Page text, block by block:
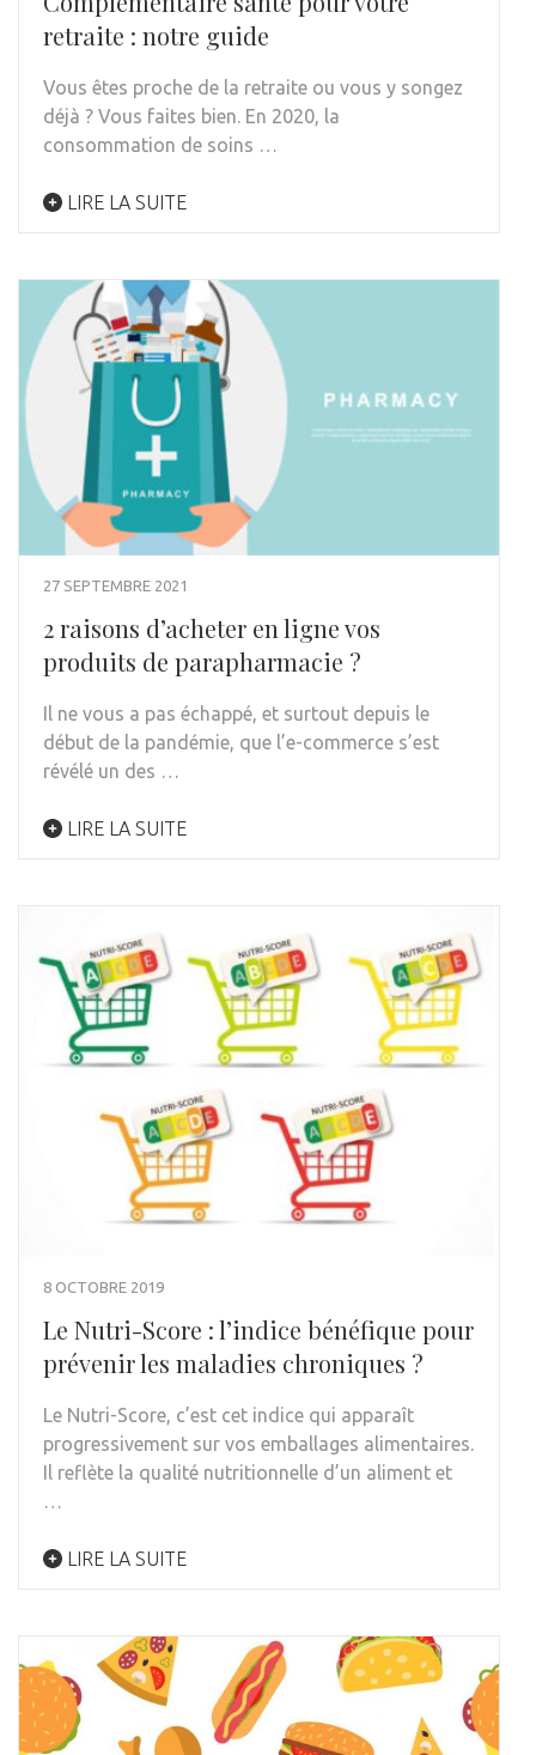
retraite : notre guide
Vous êtes proche de la retraite ou vous y songez
déjà ? Vous faites bien. En 2020, la
consommation de soins …
LIRE LA SUITE
27 SEPTEMBRE 2021
2 raisons d’acheter en ligne vos
produits de parapharmacie ?
Il ne vous a pas échappé, et surtout depuis le
début de la pandémie, que l’e-commerce s’est
révélé un des …
LIRE LA SUITE
8 OCTOBRE 2019
Le Nutri-Score : l’indice bénéfique pour
prévenir les maladies chroniques ?
Le Nutri-Score, c’est cet indice qui apparaît
progressivement sur vos emballages alimentaires.
Il reflète la qualité nutritionnelle d’un aliment et
…
LIRE LA SUITE